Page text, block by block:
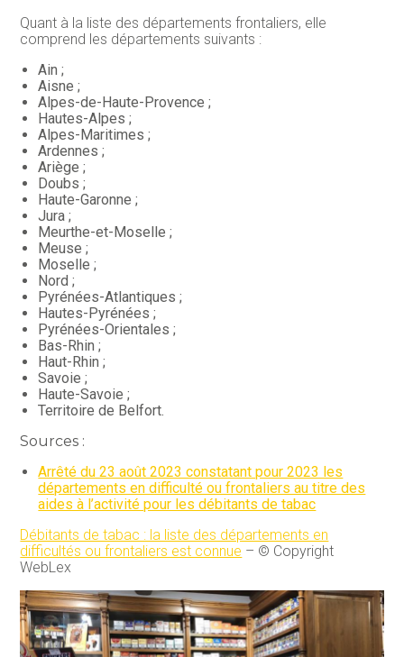
Quant à la liste des départements frontaliers, elle
comprend les départements suivants :
Ain ;
Aisne ;
Alpes-de-Haute-Provence ;
Hautes-Alpes ;
Alpes-Maritimes ;
Ardennes ;
Ariège ;
Doubs ;
Haute-Garonne ;
Jura ;
Meurthe-et-Moselle ;
Meuse ;
Moselle ;
Nord ;
Pyrénées-Atlantiques ;
Hautes-Pyrénées ;
Pyrénées-Orientales ;
Bas-Rhin ;
Haut-Rhin ;
Savoie ;
Haute-Savoie ;
Territoire de Belfort.
Sources :
Arrêté du 23 août 2023 constatant pour 2023 les
départements en difficulté ou frontaliers au titre des
aides à l’activité pour les débitants de tabac
Débitants de tabac : la liste des départements en
difficultés ou frontaliers est connue – © Copyright
WebLex